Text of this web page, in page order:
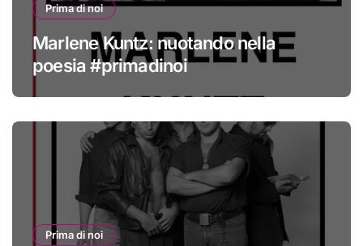
Prima di noi
Marlene Kuntz: nuotando nella
poesia #primadinoi
Prima di noi